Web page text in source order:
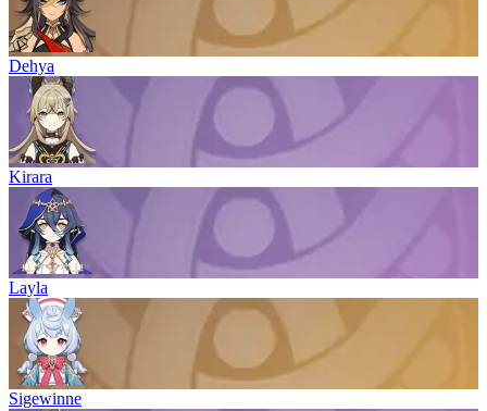
Dehya
Kirara
Layla
Sigewinne